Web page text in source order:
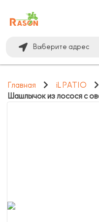
Выберите адрес
Главная
iL PATIO
Шашлычок из лосося с